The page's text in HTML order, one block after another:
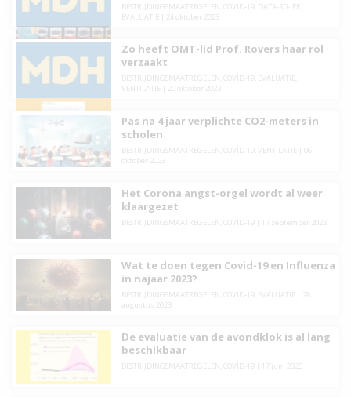
BESTRIJDINGSMAATREGELEN COVID-19, DATA-R0-IFR
EVALUATIE
24 oktober 2023
Zo heeft OMT-lid Prof. Rovers haar rol
verzaakt
BESTRIJDINGSMAATREGELEN COVID-19, EVALUATIE
VENTILATIE
20 oktober 2023
Pas na 4 jaar verplichte CO2-meters in
scholen
BESTRIJDINGSMAATREGELEN COVID-19, VENTILATIE
06
oktober 2023
Het Corona angst-orgel wordt al weer
klaargezet
BESTRIJDINGSMAATREGELEN COVID-19| 17 september 2023
Wat te doen tegen Covid-19 en Influenza
in najaar 2023?
BESTRIJDINGSMAATREGELEN COVID-19, EVALUATIE
28
augustus 2023
De evaluatie van de avondklok is al lang
beschikbaar
BESTRIJDINGSMAATREGELEN COVID-19| 17 juni 2023